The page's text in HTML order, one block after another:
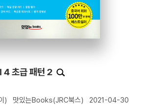
4 초급 패턴 2
) 맛있는Books(JRC북스) 2021-04-30